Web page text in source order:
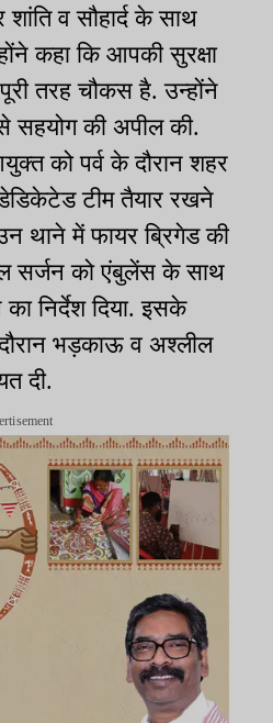
शांति व सौहार्द के साथ
कहा कि आपकी सुरक्षा
तरह चौकस है. उन्होंने
सहयोग की अपील की.
को पर्व के दौरान शहर
टीम तैयार रखने
थाने में फायर ब्रिगेड की
सर्जन को एंबुलेंस के साथ
निर्देश दिया. इसके
भड़काऊ व अश्लील
दी.